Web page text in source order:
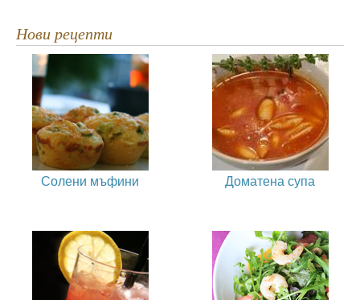
Нови рецепти
Солени мъфини Доматена супа